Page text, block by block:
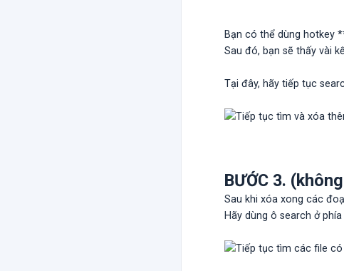
Bạn có thể dùng hotkey
Sau đó, bạn sẽ thấy vài
Tại đây, hãy tiếp tục
BƯỚC 3.
Sau khi xóa xong các
Hãy dùng ô search ở